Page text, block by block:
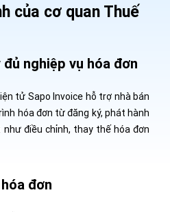
của cơ quan Thuế
đủ nghiệp vụ hóa đơn
tử Sapo Invoice hỗ trợ nhà bán
hóa đơn từ đăng ký, phát hành
điều chỉnh, thay thế hóa đơn
đơn